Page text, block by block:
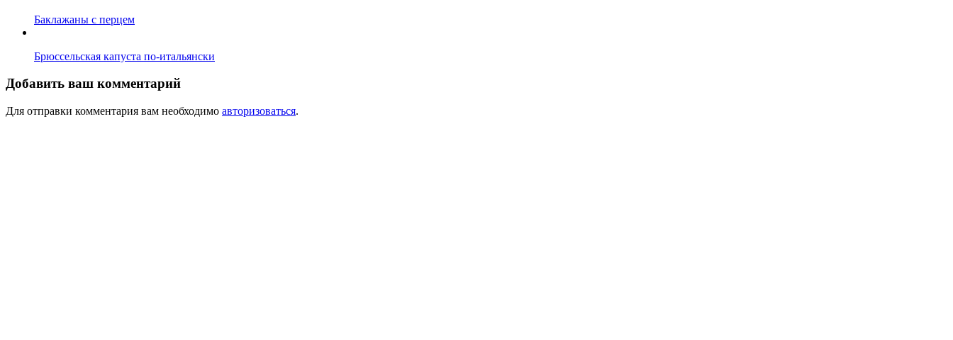
Баклажаны с перцем
Брюссельская капуста по-итальянски
Добавить ваш комментарий
Для отправки комментария вам необходимо авторизоваться.